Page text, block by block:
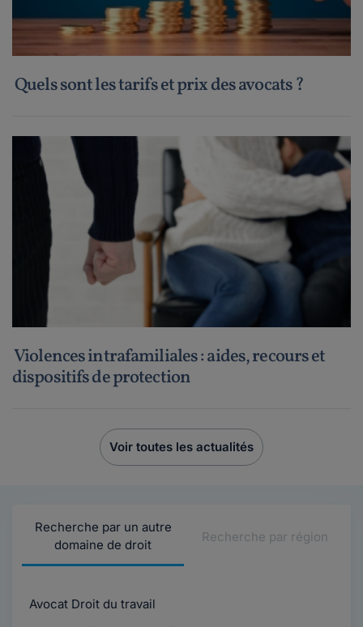
Quels sont les tarifs et prix des avocats ?
Violences intrafamiliales : aides, recours et
dispositifs de protection
Voir toutes les actualités
Recherche par un autre
domaine de droit
Recherche par région
Avocat Droit du travail